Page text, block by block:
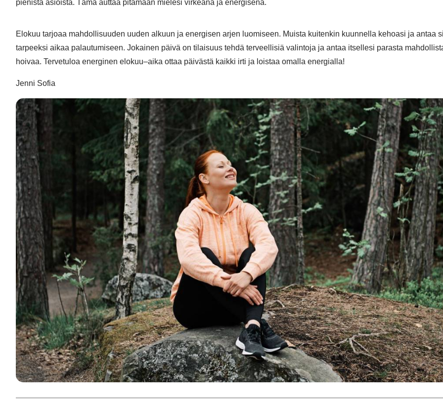
pienistä asioista. Tämä auttaa pitämään mielesi virkeänä ja energisenä.
Elokuu tarjoaa mahdollisuuden uuden alkuun ja energisen arjen luomiseen. Muista kuitenkin kuunnella kehoasi ja antaa
tarpeeksi aikaa palautumiseen. Jokainen päivä on tilaisuus tehdä terveellisiä valintoja ja antaa itsellesi parasta
hoivaa. Tervetuloa energinen elokuu–aika ottaa päivästä kaikki irti ja loistaa omalla energialla!
Jenni Sofia